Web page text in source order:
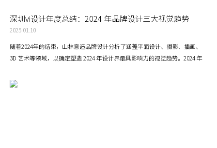
深圳vi设计年度总结：2024 年品牌设计三大视觉趋势
2025.01.10
随着2024年的结束，山林意造品牌设计分析了涵盖平面设计、摄影、插画、
3D 艺术等领域，以确定塑造 2024 年设计界最具影响力的视觉趋势。2024 年
师和消费者。这种鲜艳的色调经常用于品牌和包装设计以及插画，以吸引消费